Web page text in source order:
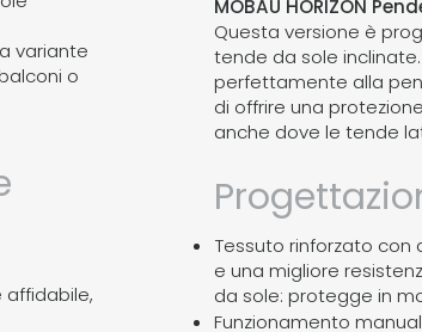
variante
o
affidabile,
MOBAU HORIZON
Questa versione è
tende da sole
perfettamente alla
di offrire una
anche dove le tende
Tessuto rinforzato
e una migliore
da sole: protegge in
Funzionamento